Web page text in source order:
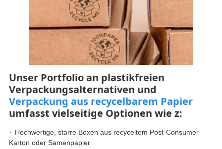
Unser Portfolio an plastikfreien
Verpackungsalternativen und
Verpackung aus recycelbarem Papier
umfasst vielseitige Optionen wie z:
۰ Hochwertige, starre Boxen aus recyceltem Post-Consumer-
Karton oder Samenpapier